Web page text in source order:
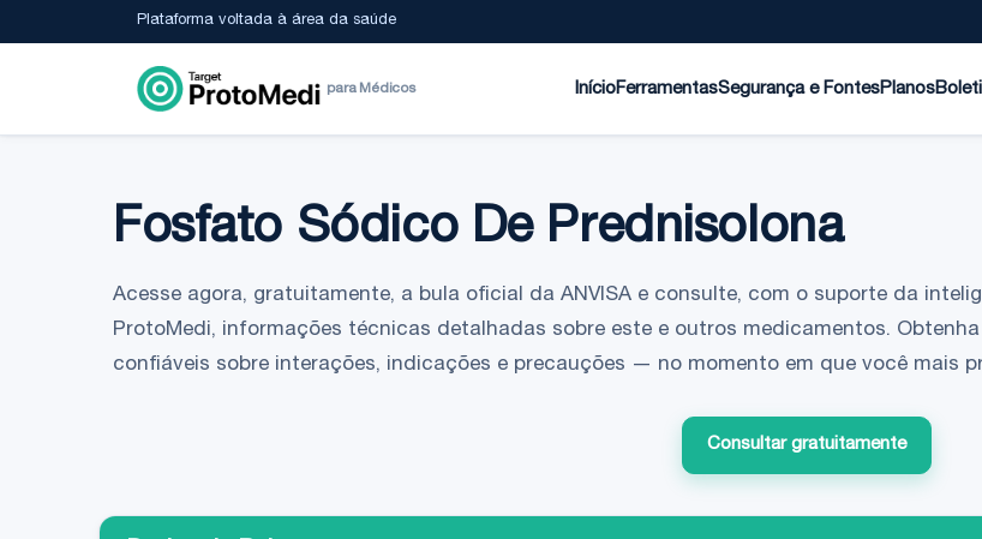
Plataforma voltada à área da saúde
para Médicos InícioFerramentasSegurança e FontesPlanos
Fosfato Sódico De Prednisolona
Acesse agora, gratuitamente, a bula oficial da ANVISA e consulte, com o suporte da
ProtoMedi, informações técnicas detalhadas sobre este e outros medicamentos.
confiáveis sobre interações, indicações e precauções — no momento em que você mais
Consultar gratuitamente